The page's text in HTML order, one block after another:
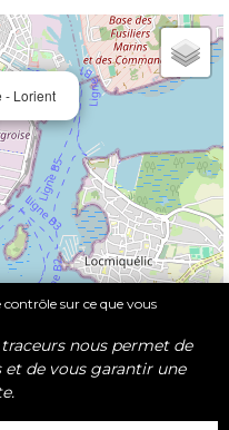
- Lorient
Leaflet |©OpenStreetMap
contrôle sur ce que vous
nous permet de
et de vous garantir une